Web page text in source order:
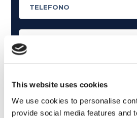
This website uses cookies
We use cookies to personalise
provide social media features and
Articoli dedicati alla grammatica
Articoli dedicati a inglese nel
Articoli con tips e new sulla